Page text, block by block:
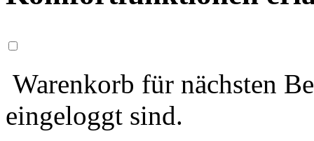
Warenkorb für nächsten
eingeloggt sind.